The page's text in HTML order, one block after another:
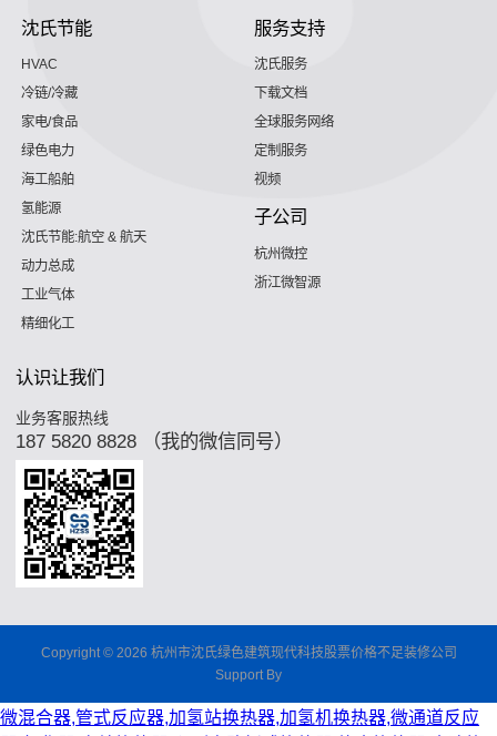
沈氏节能
HVAC
冷链/冷藏
家电/食品
绿色电力
海工船舶
氢能源
沈氏节能:航空 & 航天
动力总成
工业气体
精细化工
服务支持
沈氏服务
下载文档
全球服务网络
定制服务
视频
子公司
杭州微控
浙江微智源
认识让我们
业务客服热线
187 5820 8828 （我的微信同号）
Copyright © 2026 杭州市沈氏绿色建筑现代科技股票价格不足装修公司
Support By
微混合器,管式反应器,加氢站换热器,加氢机换热器,微通道反应